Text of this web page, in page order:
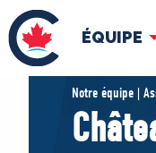
ÉQUIPE
Pierre
Notre équipe |